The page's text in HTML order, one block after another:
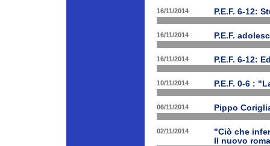
16/11/2014 P.E.F. 6-12:
16/11/2014 P.E.F.
16/11/2014 P.E.F. 6-12:
10/11/2014 P.E.F. 0-6 :
06/11/2014 Pippo
02/11/2014
"Ciò che
Il nuovo